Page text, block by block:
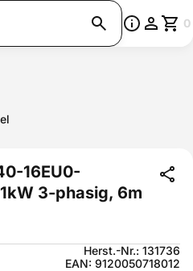
0
16EU0-
3-phasig, 6m
Herst.-Nr.: 131736
EAN: 9120050718012